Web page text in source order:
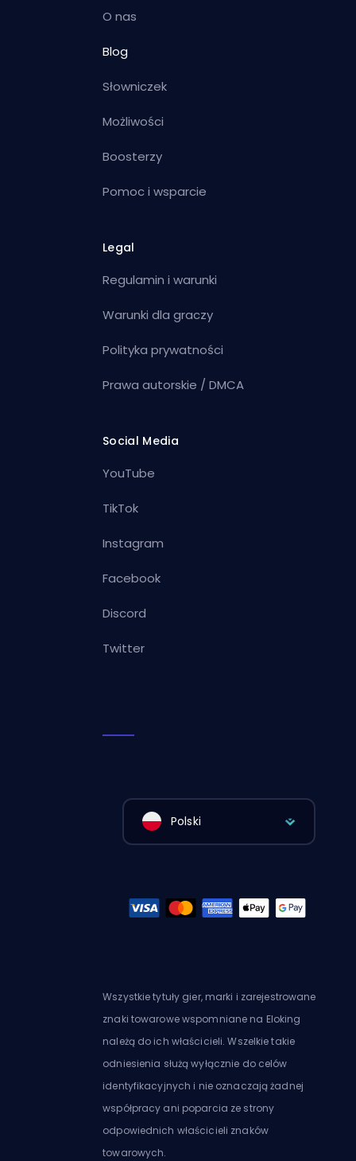
O nas
Blog
Słowniczek
Możliwości
Boosterzy
Pomoc i wsparcie
Legal
Regulamin i warunki
Warunki dla graczy
Polityka prywatności
Prawa autorskie / DMCA
Social Media
YouTube
TikTok
Instagram
Facebook
Discord
Twitter
Polski
Wszystkie tytuły gier, marki i zarejestrowane
znaki towarowe wspomniane na Eloking
należą do ich właścicieli. Wszelkie takie
odniesienia służą wyłącznie do celów
identyfikacyjnych i nie oznaczają żadnej
współpracy ani poparcia ze strony
odpowiednich właścicieli znaków
towarowych.